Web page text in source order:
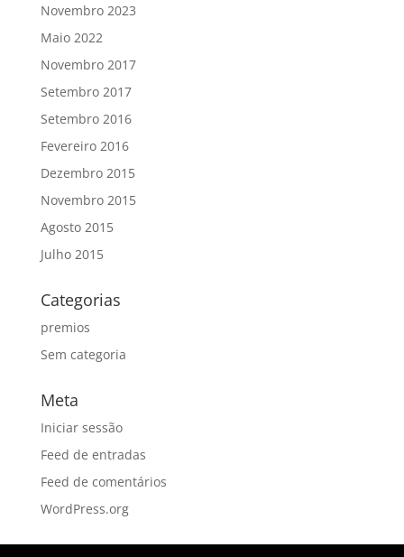
Novembro 2023
Maio 2022
Novembro 2017
Setembro 2017
Setembro 2016
Fevereiro 2016
Dezembro 2015
Novembro 2015
Agosto 2015
Julho 2015
Categorias
premios
Sem categoria
Meta
Iniciar sessão
Feed de entradas
Feed de comentários
WordPress.org